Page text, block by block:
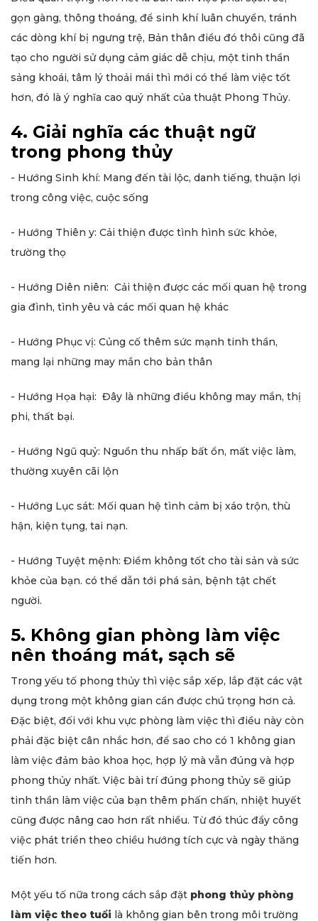
gọn gàng, thông thoáng, để sinh khí luân chuyển, tránh
các dòng khí bị ngưng trệ, Bản thân điều đó thôi cũng đã
tạo cho người sử dụng cảm giác dễ chịu, một tinh thần
sảng khoái, tâm lý thoải mái thì mới có thể làm việc tốt
hơn, đó là ý nghĩa cao quý nhất của thuật Phong Thủy.
4. Giải nghĩa các thuật ngữ
trong phong thủy
- Hướng Sinh khí: Mang đến tài lộc, danh tiếng, thuận lợi
trong công việc, cuộc sống
- Hướng Thiên y: Cải thiện được tình hình sức khỏe,
trường thọ
- Hướng Diên niên: Cải thiện được các mối quan hệ trong
gia đình, tình yêu và các mối quan hệ khác
- Hướng Phục vị: Củng cố thêm sức mạnh tinh thần,
mang lại những may mắn cho bản thân
- Hướng Họa hại: Đây là những điều không may mắn, thị
phi, thất bại.
- Hướng Ngũ quỷ: Nguồn thu nhấp bất ổn, mất việc làm,
thường xuyên cãi lộn
- Hướng Lục sát: Mối quan hệ tình cảm bị xáo trộn, thù
hận, kiện tụng, tai nạn.
- Hướng Tuyệt mệnh: Điềm không tốt cho tài sản và sức
khỏe của bạn. có thể dẫn tới phá sản, bệnh tật chết
người.
5. Không gian phòng làm việc
nên thoáng mát, sạch sẽ
Trong yếu tố phong thủy thì việc sắp xếp, lắp đặt các vật
dụng trong một không gian cần được chú trọng hơn cả.
Đặc biệt, đối với khu vực phòng làm việc thì điều này còn
phải đặc biệt cân nhắc hơn, để sao cho có 1 không gian
làm việc đảm bảo khoa học, hợp lý mà vẫn đúng và hợp
phong thủy nhất. Việc bài trí đúng phong thủy sẽ giúp
tinh thần làm việc của bạn thêm phấn chấn, nhiệt huyết
cũng được nâng cao hơn rất nhiều. Từ đó thúc đẩy công
việc phát triển theo chiều hướng tích cực và ngày thăng
tiến hơn.
Một yếu tố nữa trong cách sắp đặt phong thủy phòng
làm việc theo tuổi là không gian bên trong môi trường